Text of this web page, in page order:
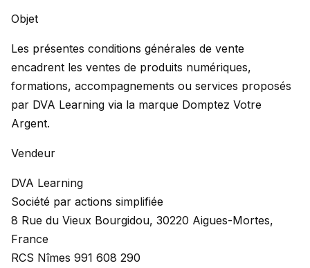
Objet
Les présentes conditions générales de vente
encadrent les ventes de produits numériques,
formations, accompagnements ou services proposés
par DVA Learning via la marque Domptez Votre
Argent.
Vendeur
DVA Learning
Société par actions simplifiée
8 Rue du Vieux Bourgidou, 30220 Aigues-Mortes,
France
RCS Nîmes 991 608 290